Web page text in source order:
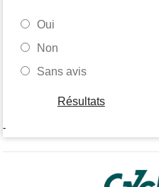
Oui
Non
Sans avis
Résultats
-